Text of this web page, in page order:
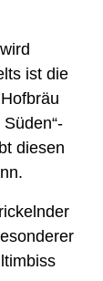
ist die
diesen